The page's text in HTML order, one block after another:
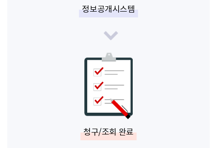
정보공개시스템
청구/조회 완료